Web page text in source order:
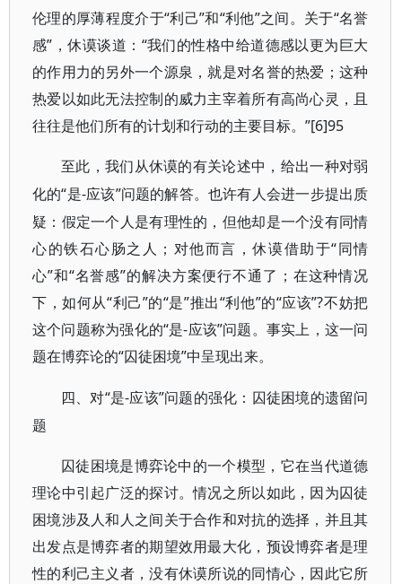
伦理的厚薄程度介于“利己”和“利他”之间。关于“名誉
感”，休谟谈道：“我们的性格中给道德感以更为巨大
的作用力的另外一个源泉，就是对名誉的热爱；这种
热爱以如此无法控制的威力主宰着所有高尚心灵，且
往往是他们所有的计划和行动的主要目标。”[6]95
至此，我们从休谟的有关论述中，给出一种对弱
化的“是-应该”问题的解答。也许有人会进一步提出质
疑：假定一个人是有理性的，但他却是一个没有同情
心的铁石心肠之人；对他而言，休谟借助于“同情
心”和“名誉感”的解决方案便行不通了；在这种情况
下，如何从“利己”的“是”推出“利他”的“应该”?不妨把
这个问题称为强化的“是-应该”问题。事实上，这一问
题在博弈论的“囚徒困境”中呈现出来。
四、对“是-应该”问题的强化：囚徒困境的遗留问
题
囚徒困境是博弈论中的一个模型，它在当代道德
理论中引起广泛的探讨。情况之所以如此，因为囚徒
困境涉及人和人之间关于合作和对抗的选择，并且其
出发点是博弈者的期望效用最大化，预设博弈者是理
性的利己主义者，没有休谟所说的同情心，因此它所